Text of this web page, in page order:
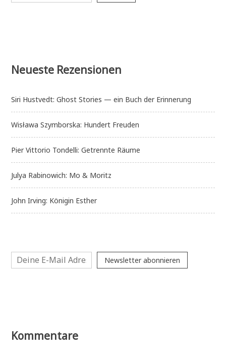
Neueste Rezensionen
Siri Hustvedt: Ghost Stories — ein Buch der Erinnerung
Wisława Szymborska: Hundert Freuden
Pier Vittorio Tondelli: Getrennte Räume
Julya Rabinowich: Mo & Moritz
John Irving: Königin Esther
Newsletter abonnieren
Kommentare